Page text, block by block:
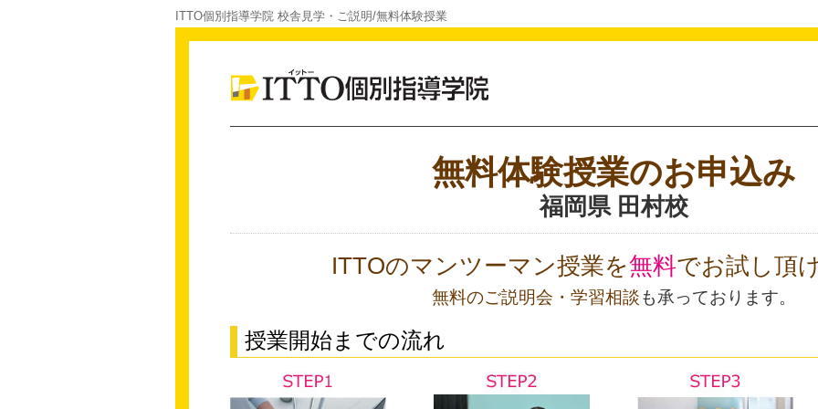
ITTO個別指導学院 校舎見学・ご説明/無料体験授業
無料体験授業のお申込み
福岡県 田村校
ITTOのマンツーマン授業を無料でお試し頂
無料のご説明会・学習相談も承っております。
授業開始までの流れ